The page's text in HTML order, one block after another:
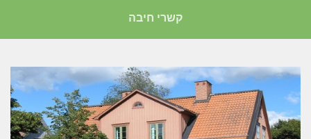
קשרי חיבה